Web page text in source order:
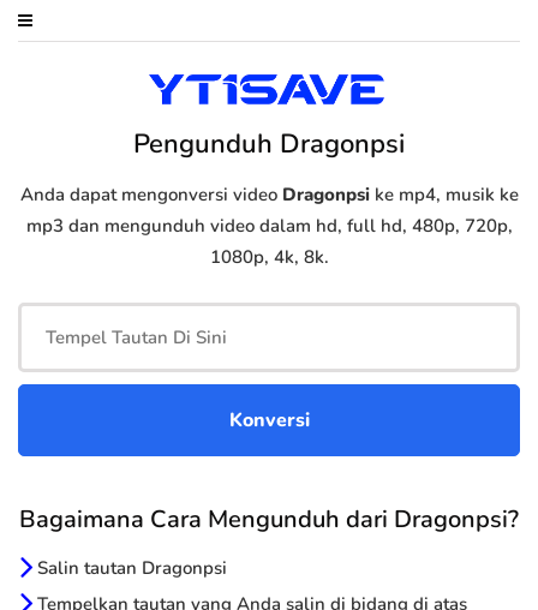
Pengunduh Dragonpsi
Anda dapat mengonversi video Dragonpsike mp4, musik ke
mp3 dan mengunduh video dalam hd, full hd, 480p, 720p,
1080p, 4k, 8k.
Bagaimana Cara Mengunduh dari Dragonpsi?
Salin tautan Dragonpsi
Tempelkan tautan yang Anda salin di bidang di atas